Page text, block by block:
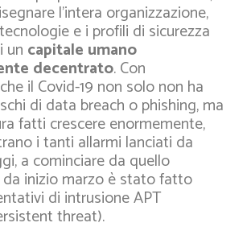
l’intera organizzazione,
e i profili di sicurezza
un capitale umano
decentrato. Con
il Covid-19 non solo non ha
di data breach o phishing, ma
fatti crescere enormemente,
i tanti allarmi lanciati da
a cominciare da quello
da inizio marzo è stato fatto
di intrusione APT
threat).